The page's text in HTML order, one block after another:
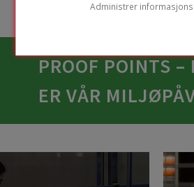
Administrer
PROOF POINTS –
ER VÅR